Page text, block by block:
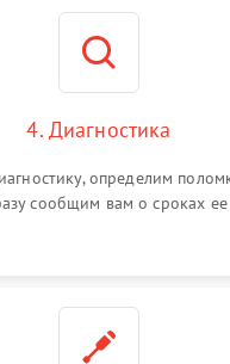
4. Диагностика
определим
сообщим вам о сроках